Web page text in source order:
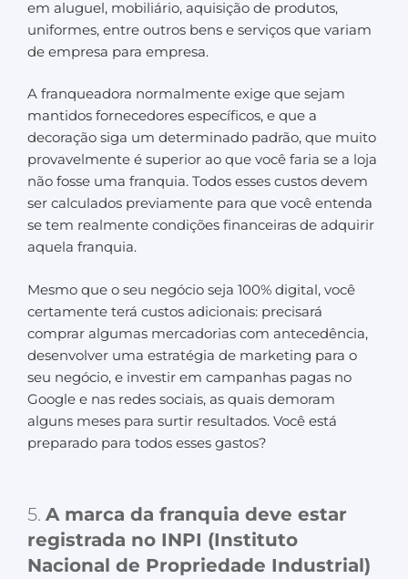
em aluguel, mobiliário, aquisição de produtos,
uniformes, entre outros bens e serviços que variam
de empresa para empresa.
A franqueadora normalmente exige que sejam
mantidos fornecedores específicos, e que a
decoração siga um determinado padrão, que muito
provavelmente é superior ao que você faria se a loja
não fosse uma franquia. Todos esses custos devem
ser calculados previamente para que você entenda
se tem realmente condições financeiras de adquirir
aquela franquia.
Mesmo que o seu negócio seja 100% digital, você
certamente terá custos adicionais: precisará
comprar algumas mercadorias com antecedência,
desenvolver uma estratégia de marketing para o
seu negócio, e investir em campanhas pagas no
Google e nas redes sociais, as quais demoram
alguns meses para surtir resultados. Você está
preparado para todos esses gastos?
5. A marca da franquia deve estar
registrada no INPI (Instituto
Nacional de Propriedade Industrial)